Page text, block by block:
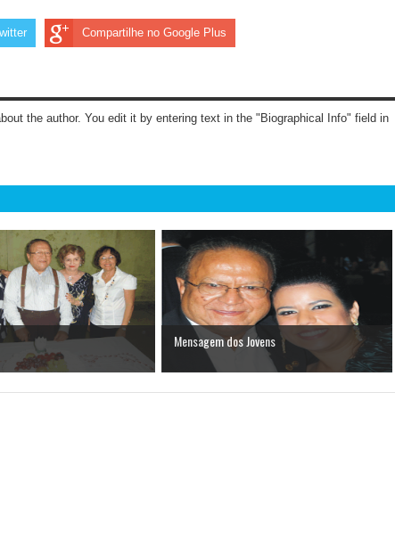
Compartilhe no Google Plus
the author. You edit it by entering text in the "Biographical Info" field in
Mensagem dos Jovens